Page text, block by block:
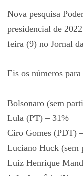
Nova pesquisa
presidencial de
feira (9) no Jornal
Eis os números para
Bolsonaro (sem
Lula (PT) – 31%
Ciro Gomes (PDT)
Luciano Huck (sem
Luiz Henrique